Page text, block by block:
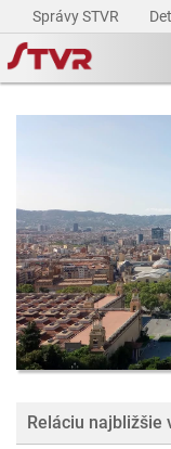
Správy STVR
Reláciu najbližšie